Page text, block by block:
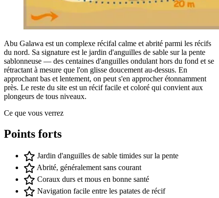
Abu Galawa est un complexe récifal calme et abrité parmi les récifs
du nord. Sa signature est le jardin d'anguilles de sable sur la pente
sablonneuse — des centaines d'anguilles ondulant hors du fond et se
rétractant à mesure que l'on glisse doucement au-dessus. En
approchant bas et lentement, on peut s'en approcher étonnamment
près. Le reste du site est un récif facile et coloré qui convient aux
plongeurs de tous niveaux.
Ce que vous verrez
Points forts
Jardin d'anguilles de sable timides sur la pente
Abrité, généralement sans courant
Coraux durs et mous en bonne santé
Navigation facile entre les patates de récif